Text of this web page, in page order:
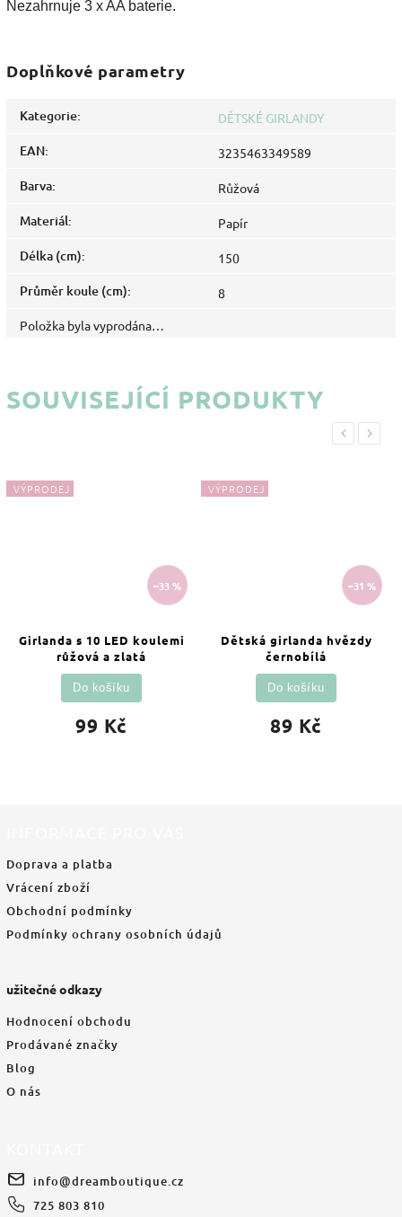
Nezahrnuje 3 x AA baterie.
Doplňkové parametry
Kategorie: DĚTSKÉ GIRLANDY
EAN: 3235463349589
Barva: Růžová
Materiál: Papír
Délka (cm): 150
Průměr koule (cm):
8
Položka byla vyprodána…
SOUVISEJÍCÍ PRODUKTY
Previous
VÝPRODEJ
–33 %
Girlanda s 10 LED koulemi
růžová a zlatá
99 Kč
Do košíku
VÝPRODEJ
–31 %
Dětská girlanda hvězdy
černobílá
89 Kč
Do košíku
Next
Doprava a platba
Vrácení zboží
Obchodní podmínky
Podmínky ochrany osobních údajů
užitečné odkazy
Hodnocení obchodu
Prodávané značky
Blog
O nás
info@dreamboutique.cz
725 803 810